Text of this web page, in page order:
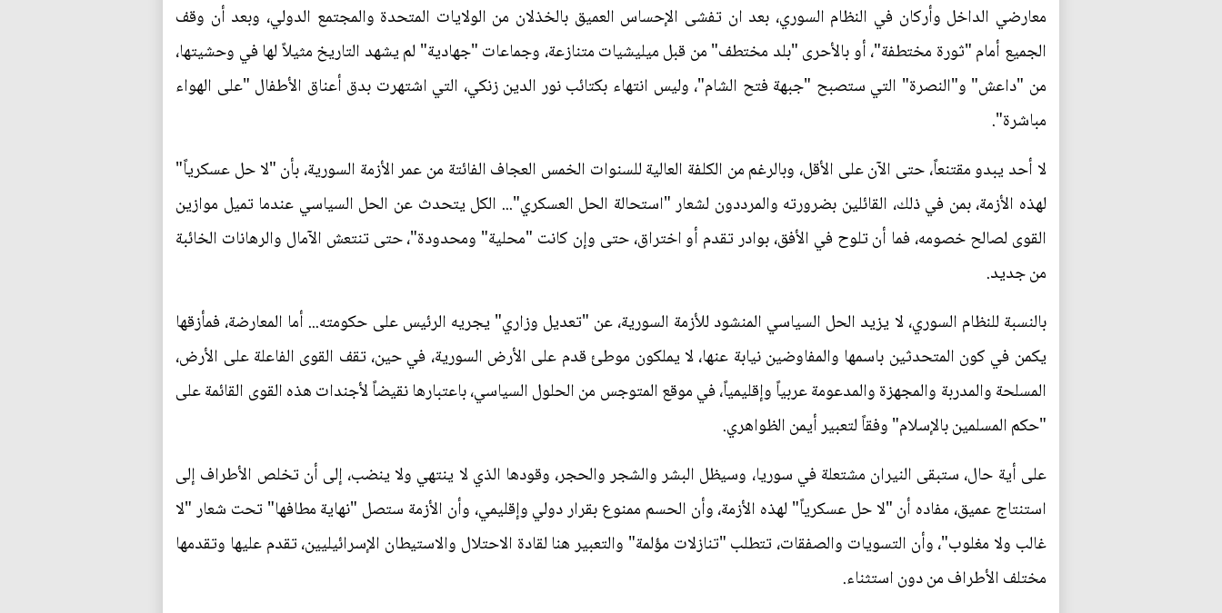
معارضي الداخل وأركان في النظام السوري، بعد ان تفشى الإحساس العميق بالخذلان من الولايات المتحدة والمجتمع الدولي، وبعد أن وقف
الجميع أمام "ثورة مختطفة"، أو بالأحرى "بلد مختطف" من قبل ميليشيات متنازعة، وجماعات "جهادية" لم يشهد التاريخ مثيلاً لها في وحشيتها،
من "داعش" و"النصرة" التي ستصبح "جبهة فتح الشام"، وليس انتهاء بكتائب نور الدين زنكي، التي اشتهرت بدق أعناق الأطفال "على الهواء
مباشرة".
لا أحد يبدو مقتنعاً، حتى الآن على الأقل، وبالرغم من الكلفة العالية للسنوات الخمس العجاف الفائتة من عمر الأزمة السورية، بأن "لا حل عسكرياً"
لهذه الأزمة، بمن في ذلك، القائلين بضرورته والمرددون لشعار "استحالة الحل العسكري"... الكل يتحدث عن الحل السياسي عندما تميل موازين
القوى لصالح خصومه، فما أن تلوح في الأفق، بوادر تقدم أو اختراق، حتى وإن كانت "محلية" ومحدودة"، حتى تنتعش الآمال والرهانات الخائبة
من جديد.
بالنسبة للنظام السوري، لا يزيد الحل السياسي المنشود للأزمة السورية، عن "تعديل وزاري" يجريه الرئيس على حكومته... أما المعارضة، فمأزقها
يكمن في كون المتحدثين باسمها والمفاوضين نيابة عنها، لا يملكون موطئ قدم على الأرض السورية، في حين، تقف القوى الفاعلة على الأرض،
المسلحة والمدربة والمجهزة والمدعومة عربياً وإقليمياً، في موقع المتوجس من الحلول السياسي، باعتبارها نقيضاً لأجندات هذه القوى القائمة على
"حكم المسلمين بالإسلام" وفقاً لتعبير أيمن الظواهري.
على أية حال، ستبقى النيران مشتعلة في سوريا، وسيظل البشر والشجر والحجر، وقودها الذي لا ينتهي ولا ينضب، إلى أن تخلص الأطراف إلى
استنتاج عميق، مفاده أن "لا حل عسكرياً" لهذه الأزمة، وأن الحسم ممنوع بقرار دولي وإقليمي، وأن الأزمة ستصل "نهاية مطافها" تحت شعار "لا
غالب ولا مغلوب"، وأن التسويات والصفقات، تتطلب "تنازلات مؤلمة" والتعبير هنا لقادة الاحتلال والاستيطان الإسرائيليين، تقدم عليها وتقدمها
مختلف الأطراف من دون استثناء.